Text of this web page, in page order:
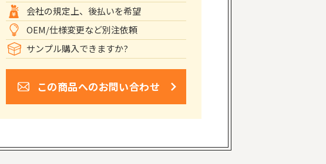
会社の規定上、後払いを希望
OEM/仕様変更など別注依頼
サンプル購入できますか?
この商品へのお問い合わせ